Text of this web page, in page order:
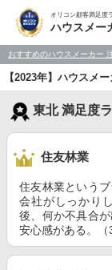
オリコン顧客満足度
ハウスメー
おすすめのハウスメーカー
【2023年】ハウスメ
東北 満足度
住友林業
住友林業という
会社がしっかり
後、何か不具合
安心感がある。（